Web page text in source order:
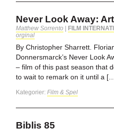
Never Look Away:
Matthew Sorrento | FILM
orginal
By Christopher Sharrett.
Donnersmarck’s Never Look
– film of this past season that
to wait to remark on it until a
Kategorier: Film & Spel
Biblis 85